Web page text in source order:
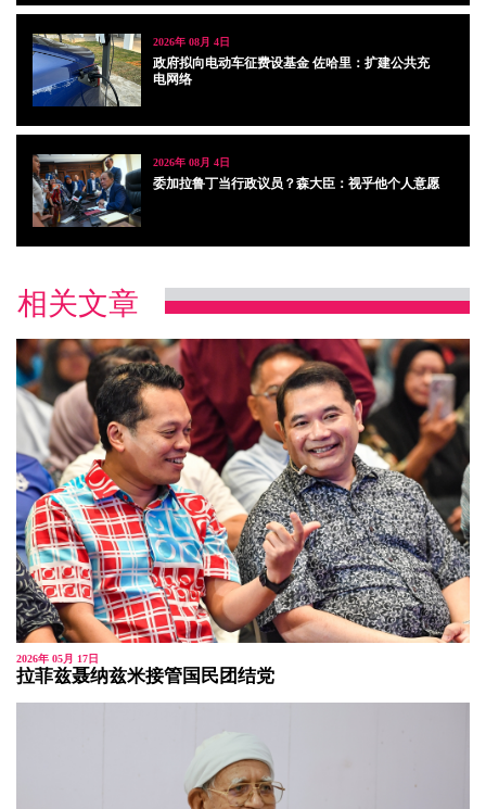
2026年 08月 4日
政府拟向电动车征费设基金 佐哈里：扩建公共充
电网络
2026年 08月 4日
委加拉鲁丁当行政议员？森大臣：视乎他个人意愿
相关文章
2026年 05月 17日
拉菲兹聂纳兹米接管国民团结党